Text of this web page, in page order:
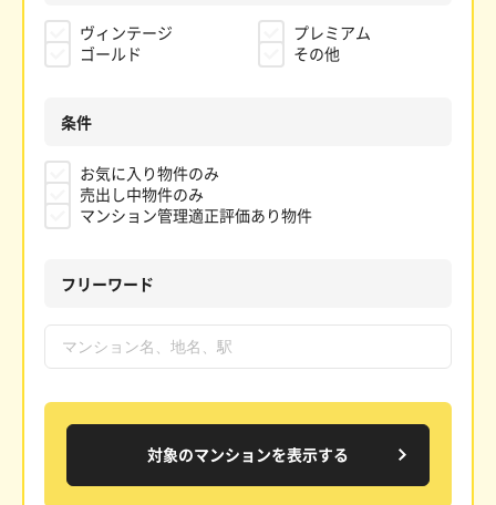
ヴィンテージ
プレミアム
ゴールド
その他
条件
お気に入り物件のみ
売出し中物件のみ
マンション管理適正評価あり物件
フリーワード
対象のマンションを表示する